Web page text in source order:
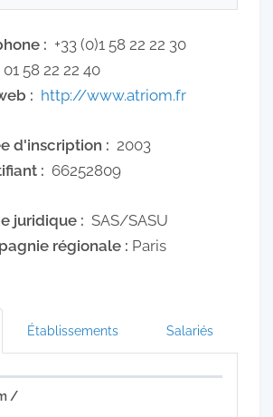
: +33 (0)1 58 22 22 30
01 58 22 22 40
: http://www.atriom.fr
d'inscription : 2003
: 66252809
juridique : SAS/SASU
régionale : Paris
Établissements Salariés